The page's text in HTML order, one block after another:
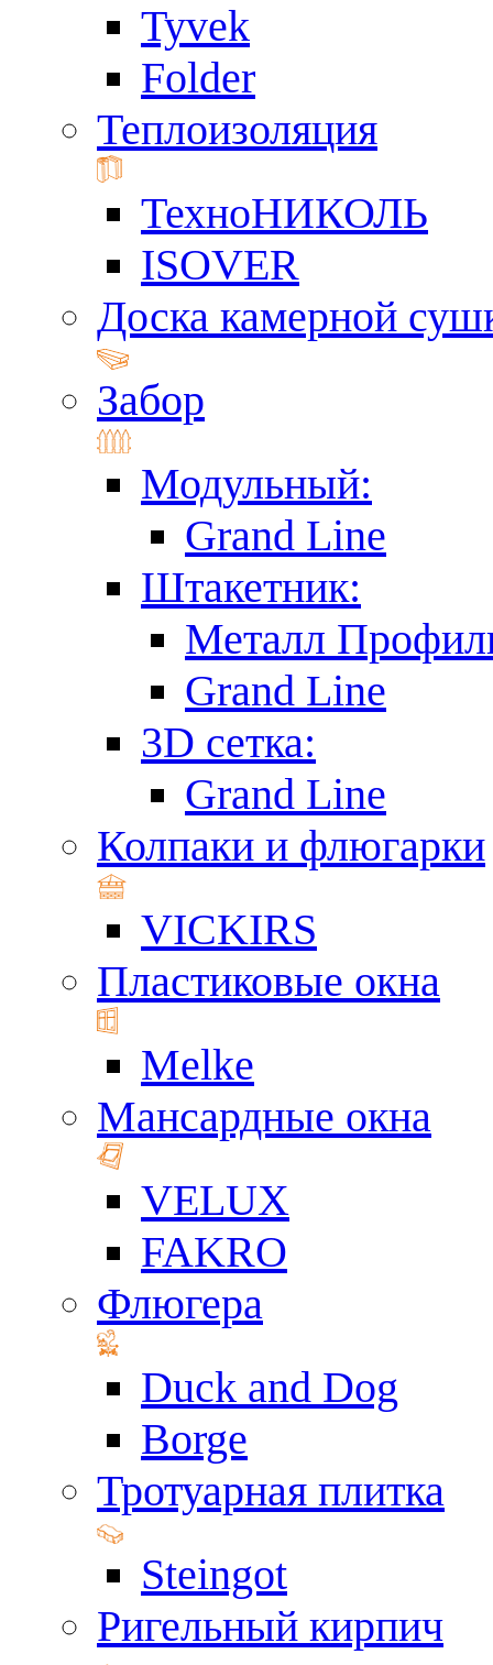
Tyvek
Folder
Теплоизоляция
ТехноНИКОЛЬ
ISOVER
Доска камерной
Забор
Модульный:
Grand Line
Штакетник:
Металл
Grand Line
3D сетка:
Grand Line
Колпаки и флюгарки
VICKIRS
Пластиковые окна
Melke
Мансардные окна
VELUX
FAKRO
Флюгера
Duck and Dog
Borge
Тротуарная плитка
Steingot
Ригельный кирпич